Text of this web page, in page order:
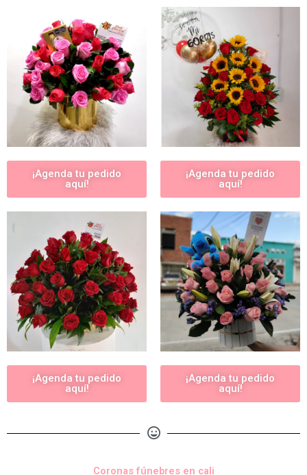
¡Agenda tu pedido
aquí!
¡Agenda tu pedido
aquí!
¡Agenda tu pedido
aquí!
¡Agenda tu pedido
aquí!
Coronas fúnebres en cali